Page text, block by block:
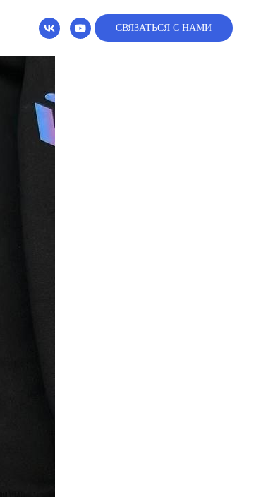
СВЯЗАТЬСЯ С НАМИ